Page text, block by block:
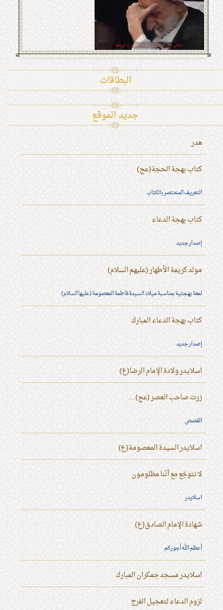
البطاقات
جديد الموقع
هدر
كتاب بهجة الحجة(عج)
التعريف المختصر بالكتاب
كتاب بهجة الدعاء
إصدار جديد
مولد كريمة الأطهار (عليهم السلام)
لمعة بهجتية بمناسبة ميلاد السيدة فاطمة المعصومة (عليها السلام)
كتاب بهجة الدعاء المبارك
إصدار جديد
اسلايدر ولادة الإمام الرضا(ع)
زرت صاحب العصر (عج) ...
القصص
اسلايدر السيدة المعصومة(ع)
لا نتوجّع مع أنّنا مظلومون
اسلايدر
شهادة الإمام الصادق(ع)
أعظم الله أجوركم
اسلايدر مسجد جمكران المبارك
لزوم الدعاء لتعجيل الفرج